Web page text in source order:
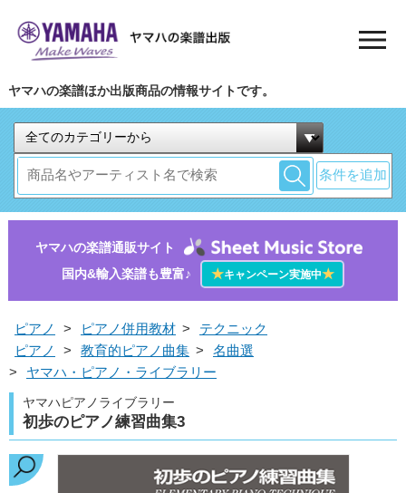
ヤマハの楽譜ほか出版商品の情報サイトです。
条件を追加
ヤマハの楽譜通販サイト
国内&輸入楽譜も豊富♪
★キャンペーン実施中★
ピアノ > ピアノ併用教材 >
テクニック
ピアノ
> 教育的ピアノ曲集 >
名曲選
>
ヤマハ・ピアノ・ライブラリー
ヤマハピアノライブラリー
初歩のピアノ練習曲集3